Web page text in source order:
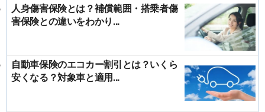
人身傷害保険とは？補償範囲・搭乗者傷
害保険との違いをわかり...
自動車保険のエコカー割引とは？いくら
安くなる？対象車と適用...